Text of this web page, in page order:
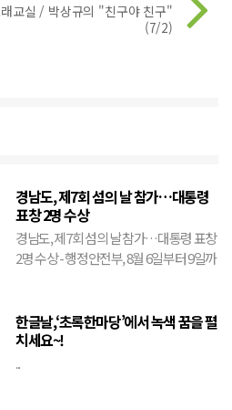
교실 / 박상규의 "친구야 친구"
(7/2)
경남도, 제7회 섬의 날 참가…대통령
표창 2명 수상
경남도, 제7회 섬의 날 참가…대통령 표창
2명 수상 - 행정안전부, 8월 6일부터 9일까
한글날,‘초록한마당’에서 녹색 꿈을 펼
치세요~!
...